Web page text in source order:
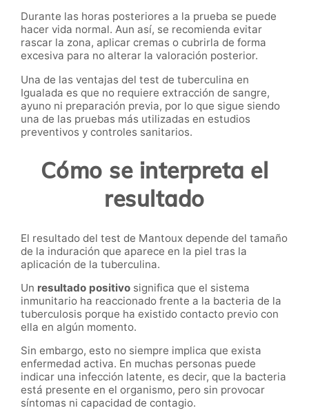
Durante las horas posteriores a la prueba se puede
hacer vida normal. Aun así, se recomienda evitar
rascar la zona, aplicar cremas o cubrirla de forma
excesiva para no alterar la valoración posterior.
Una de las ventajas del test de tuberculina en
Igualada es que no requiere extracción de sangre,
ayuno ni preparación previa, por lo que sigue siendo
una de las pruebas más utilizadas en estudios
preventivos y controles sanitarios.
Cómo se interpreta el
resultado
El resultado del test de Mantoux depende del tamaño
de la induración que aparece en la piel tras la
aplicación de la tuberculina.
Un resultado positivo significa que el sistema
inmunitario ha reaccionado frente a la bacteria de la
tuberculosis porque ha existido contacto previo con
ella en algún momento.
Sin embargo, esto no siempre implica que exista
enfermedad activa. En muchas personas puede
indicar una infección latente, es decir, que la bacteria
está presente en el organismo, pero sin provocar
síntomas ni capacidad de contagio.